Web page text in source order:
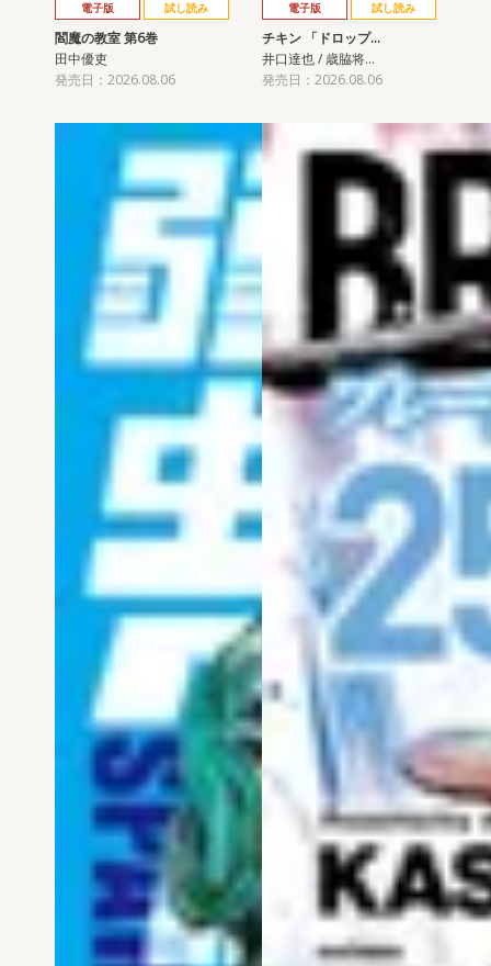
電子版 試し読み
閻魔の教室 第6巻
田中優吏
発売日：2026.08.06
電子版 試し読み
チキン 「ドロップ…
井口達也 / 歳脇将…
発売日：2026.08.06